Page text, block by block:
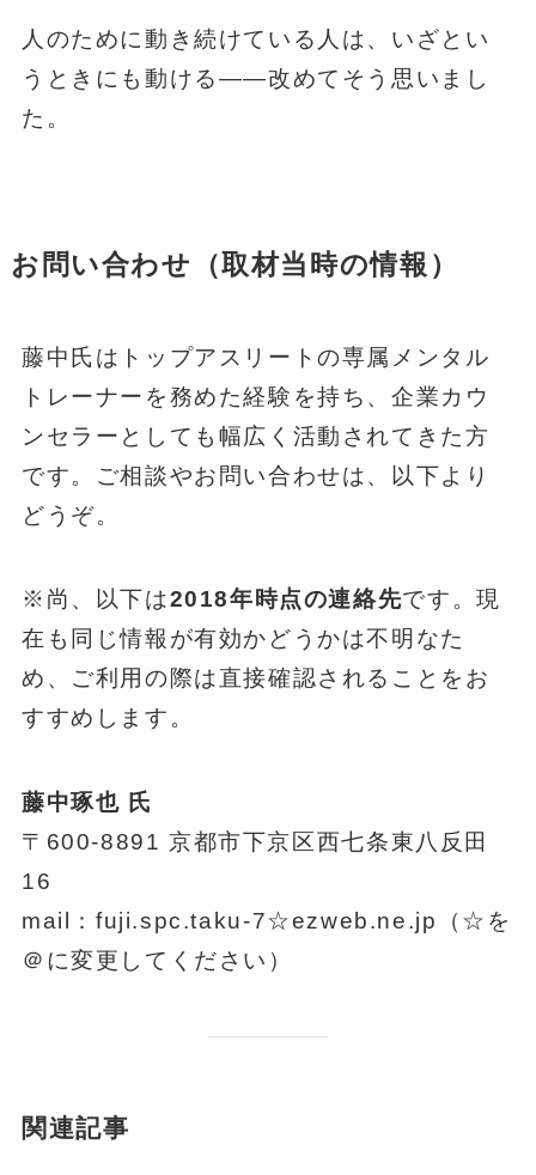
人のために動き続けている人は、いざとい
うときにも動ける——改めてそう思いまし
た。
お問い合わせ（取材当時の情報）
藤中氏はトップアスリートの専属メンタル
トレーナーを務めた経験を持ち、企業カウ
ンセラーとしても幅広く活動されてきた方
です。ご相談やお問い合わせは、以下より
どうぞ。
※尚、以下は2018年時点の連絡先です。現
在も同じ情報が有効かどうかは不明なた
め、ご利用の際は直接確認されることをお
すすめします。
藤中琢也 氏
〒600-8891 京都市下京区西七条東八反田
16
mail：fuji.spc.taku-7☆ezweb.ne.jp（☆を
＠に変更してください）
関連記事